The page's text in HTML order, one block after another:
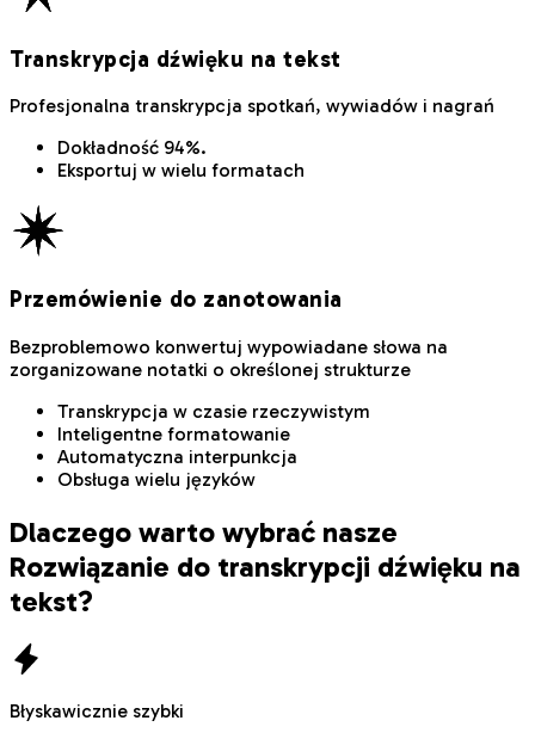
Transkrypcja dźwięku na tekst
Profesjonalna transkrypcja spotkań, wywiadów i nagrań
Dokładność 94%.
Eksportuj w wielu formatach
Przemówienie do zanotowania
Bezproblemowo konwertuj wypowiadane słowa na
zorganizowane notatki o określonej strukturze
Transkrypcja w czasie rzeczywistym
Inteligentne formatowanie
Automatyczna interpunkcja
Obsługa wielu języków
Dlaczego warto wybrać nasze
Rozwiązanie do transkrypcji dźwięku na
tekst?
Błyskawicznie szybki